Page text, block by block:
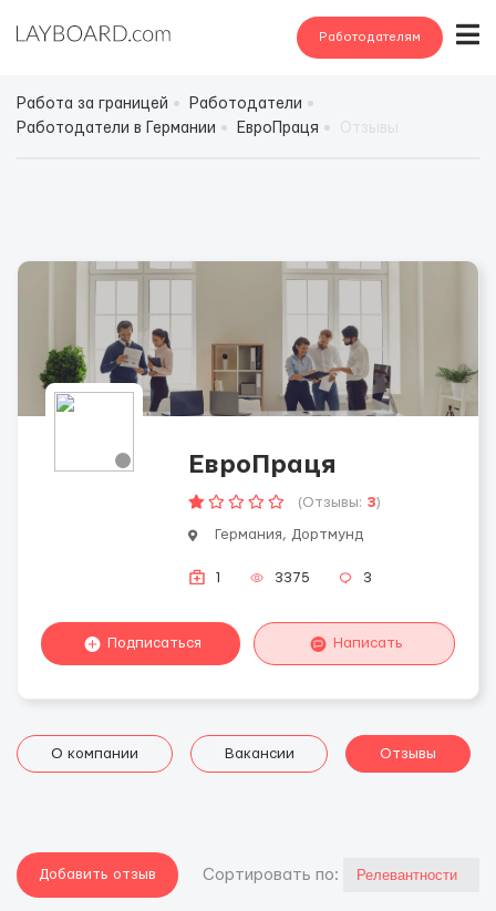
Работодателям
Работа за границей
Работодатели
Работодатели в Германии
ЕвроПраця
ЕвроПраця
(Отзывы: 3)
Германия, Дортмунд
1 3375 3
Подписаться Написать
О компании Вакансии Отзывы
Добавить отзыв Cортировать по: